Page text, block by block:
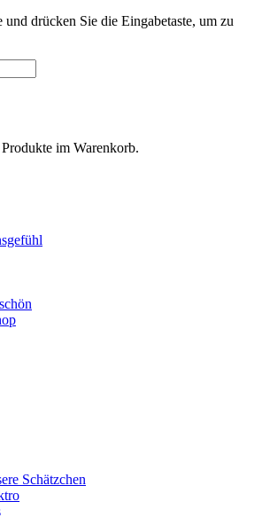
und drücken Sie die Eingabetaste, um zu
im Warenkorb.
Schätzchen